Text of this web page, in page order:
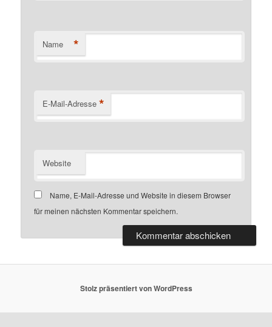
Name *
E-Mail-Adresse *
Website
Name, E-Mail-Adresse und Website in diesem Browser
für meinen nächsten Kommentar speichern.
Stolz präsentiert von WordPress